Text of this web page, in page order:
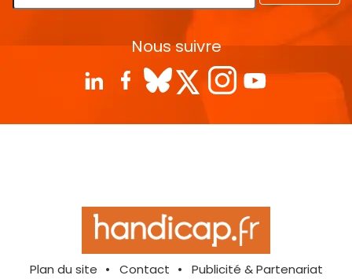
Nous suivre
Plan du site Contact
Publicité & Partenariat